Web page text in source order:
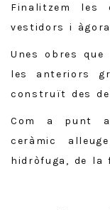
Finalitzem les
vestidors i
Unes obres
les anteriors
construït des
Com a punt
ceràmic
hidròfuga, de la